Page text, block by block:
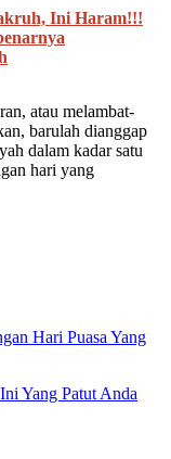
Ini Haram!!!
atau melambat-
barulah dianggap
dalam kadar satu
hari yang
Hari Puasa Yang
Yang Patut Anda